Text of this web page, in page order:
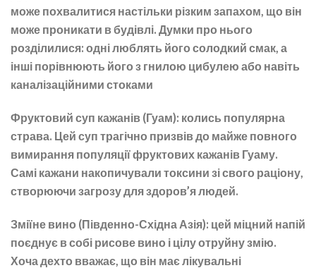
може похвалитися настільки різким запахом, що він
може проникати в будівлі. Думки про нього
розділилися: одні люблять його солодкий смак, а
інші порівнюють його з гнилою цибулею або навіть
каналізаційними стоками
Фруктовий суп кажанів (Гуам): колись популярна
страва. Цей суп трагічно призвів до майже повного
вимирання популяції фруктових кажанів Гуаму.
Самі кажани накопичували токсини зі свого раціону,
створюючи загрозу для здоров’я людей.
Зміїне вино (Південно-Східна Азія): цей міцний напій
поєднує в собі рисове вино і цілу отруйну змію.
Хоча дехто вважає, що він має лікувальні